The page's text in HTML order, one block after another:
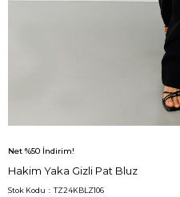
Net %50 İndirim!
Hakim Yaka Gizli Pat Bluz
Stok Kodu TZ24KBLZ106